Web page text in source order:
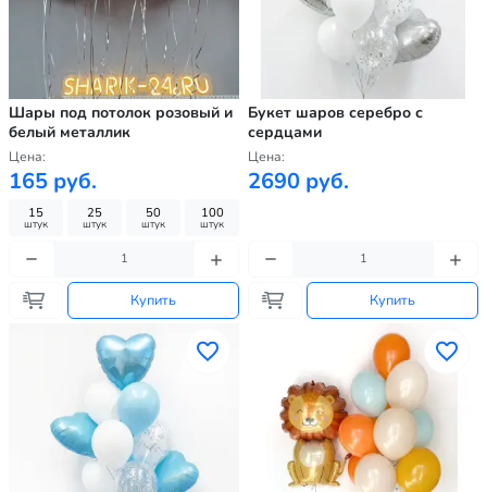
Шары под потолок розовый и
белый металлик
Цена:
165 руб.
15
штук
25
штук
50
штук
100
штук
Купить
Букет шаров серебро с
сердцами
Цена:
2690 руб.
Купить